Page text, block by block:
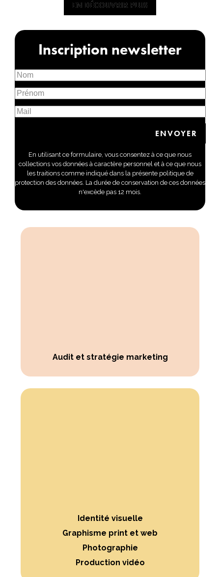
EN DÉCOUVRIR PLUS
EN DÉCOUVRIR PLUS
Inscription newsletter
En utilisant ce formulaire, vous consentez à ce que nous
collections vos données à caractère personnel et à ce que nous
les traitions comme indiqué dans la présente politique de
protection des données. La durée de conservation de ces données
n'excède pas 12 mois.
Audit et stratégie marketing
Identité visuelle
Graphisme print et web
Photographie
Production vidéo